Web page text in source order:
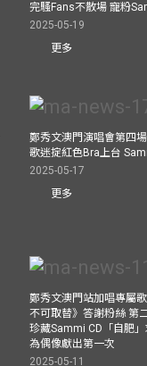
完騷Fans不散場 寵粉
2025-05-19
更多
鄭秀文澳門演唱會第四
歌迷掟紅色Bra上台
2025-05-17
更多
鄭秀文澳門站加唱專屬
不可取替》答謝粉絲 第
珍藏Sammi CD「自肥
為偶像獻出第一次
2025-05-11